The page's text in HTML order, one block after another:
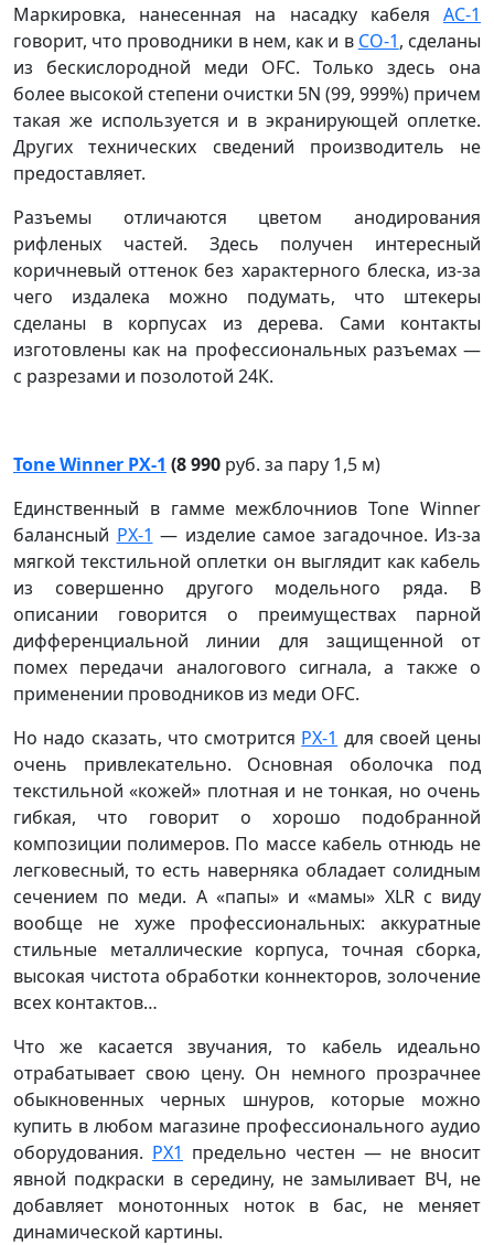
Маркировка, нанесенная на насадку кабеля АС-1
говорит, что проводники в нем, как и в CO-1, сделаны
из бескислородной меди OFC. Только здесь она
более высокой степени очистки 5N (99, 999%) причем
такая же используется и в экранирующей оплетке.
Других технических сведений производитель не
предоставляет.
Разъемы отличаются цветом анодирования
рифленых частей. Здесь получен интересный
коричневый оттенок без характерного блеска, из-за
чего издалека можно подумать, что штекеры
сделаны в корпусах из дерева. Сами контакты
изготовлены как на профессиональных разъемах —
с разрезами и позолотой 24К.
Tone Winner PX-1 (8 990 руб. за пару 1,5 м)
Единственный в гамме межблочниов Tone Winner
балансный PX-1 — изделие самое загадочное. Из-за
мягкой текстильной оплетки он выглядит как кабель
из совершенно другого модельного ряда. В
описании говорится о преимуществах парной
дифференциальной линии для защищенной от
помех передачи аналогового сигнала, а также о
применении проводников из меди OFC.
Но надо сказать, что смотрится PX-1 для своей цены
очень привлекательно. Основная оболочка под
текстильной «кожей» плотная и не тонкая, но очень
гибкая, что говорит о хорошо подобранной
композиции полимеров. По массе кабель отнюдь не
легковесный, то есть наверняка обладает солидным
сечением по меди. А «папы» и «мамы» XLR с виду
вообще не хуже профессиональных: аккуратные
стильные металлические корпуса, точная сборка,
высокая чистота обработки коннекторов, золочение
всех контактов…
Что же касается звучания, то кабель идеально
отрабатывает свою цену. Он немного прозрачнее
обыкновенных черных шнуров, которые можно
купить в любом магазине профессионального аудио
оборудования. PX1 предельно честен — не вносит
явной подкраски в середину, не замыливает ВЧ, не
добавляет монотонных ноток в бас, не меняет
динамической картины.